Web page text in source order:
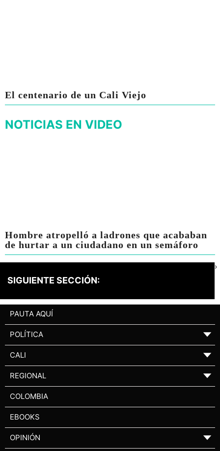
El centenario de un Cali Viejo
NOTICIAS EN VIDEO
Hombre atropelló a ladrones que acababan
de hurtar a un ciudadano en un semáforo
SIGUIENTE SECCIÓN:
›
PAUTA AQUÍ
POLÍTICA ▼
CALI ▼
REGIONAL ▼
COLOMBIA
EBOOKS
OPINIÓN ▼